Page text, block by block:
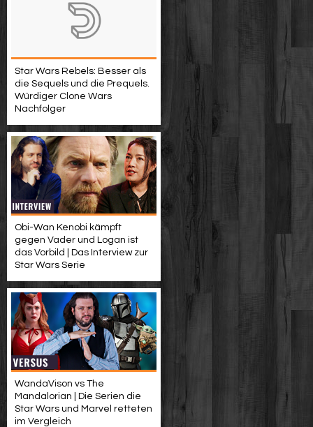
Star Wars Rebels: Besser als
die Sequels und die Prequels.
Würdiger Clone Wars
Nachfolger
Obi-Wan Kenobi kämpft
gegen Vader und Logan ist
das Vorbild | Das Interview zur
Star Wars Serie
WandaVison vs The
Mandalorian | Die Serien die
Star Wars und Marvel retteten
im Vergleich